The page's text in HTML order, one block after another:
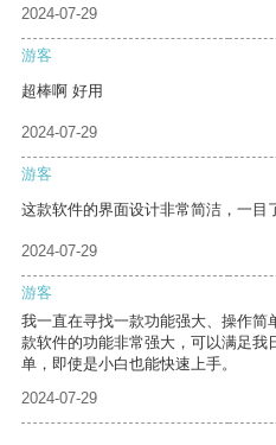
2024-07-29
游客
超棒啊 好用
2024-07-29
游客
这款软件的界面设计非常简洁，一目
2024-07-29
游客
我一直在寻找一款功能强大、操作简
款软件的功能非常强大，可以满足我
单，即使是小白也能快速上手。
2024-07-29